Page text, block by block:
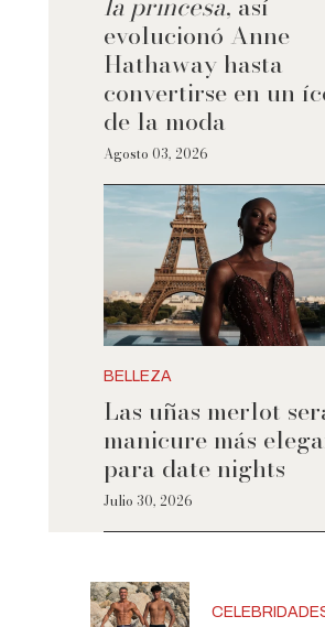
evolucionó Anne
Hathaway hasta
convertirse en un
de la moda
Agosto 03, 2026
BELLEZA
Las uñas merlot
manicure más
para date nights
Julio 30, 2026